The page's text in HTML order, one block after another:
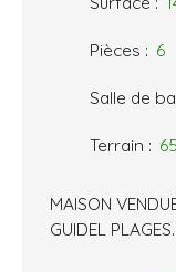
Pièces : 6
Salle de
Terrain :
MAISON
GUIDEL PLAGES.